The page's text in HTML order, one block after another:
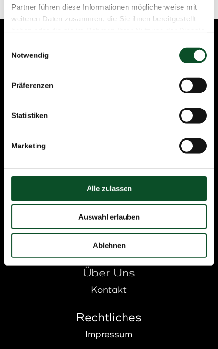
Partner führen diese Informationen möglicherweise mit
weiteren Daten zusammen, die Sie ihnen bereitgestellt
Notwendig
Präferenzen
Statistiken
Marketing
Alle zulassen
Auswahl erlauben
Ablehnen
Unsere Angebote
Uhren
Schmuck
Ankauf
Über Uns
Kontakt
Rechtliches
Impressum